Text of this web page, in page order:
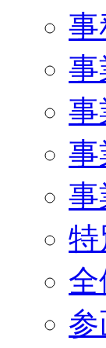
事
事
事
事
事
特
全
参